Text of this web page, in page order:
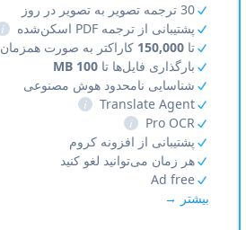
30 ترجمه تصویر به تصویر در روز
پشتیبانی از ترجمه PDF اسکن‌شده
i
تا 150,000 کاراکتر به صورت همزمان
بارگذاری فایل‌ها تا 100 MB
شناسایی نامحدود هوش مصنوعی
Translate Agent
i
Pro OCR
i
پشتیبانی از افزونه کروم
هر زمان می‌توانید لغو کنید
Ad free
بیشتر →